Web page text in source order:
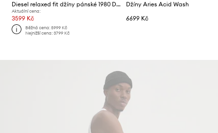
Diesel relaxed fit džíny pánské 1980 D-EEPER-RA L.32
Aktuální cena:
3599 Kč
Běžná cena:5999 Kč
Nejnižší cena:3799 Kč
Džíny Aries Acid Wash
6699 Kč